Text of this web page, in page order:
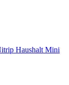
Haushalt Mini